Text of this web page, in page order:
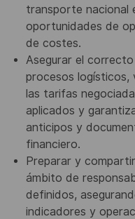
transporte nacional
oportunidades de
de costes.
Asegurar el
procesos
las tarifas
aplicados y
anticipos y
financiero.
Preparar y
ámbito de
definidos,
indicadores y